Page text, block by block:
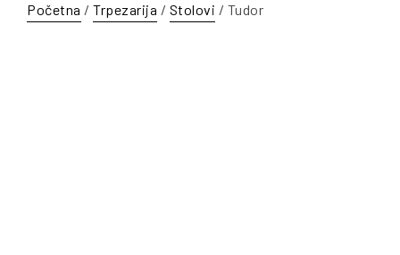
Početna / Trpezarija / Stolovi / Tudor